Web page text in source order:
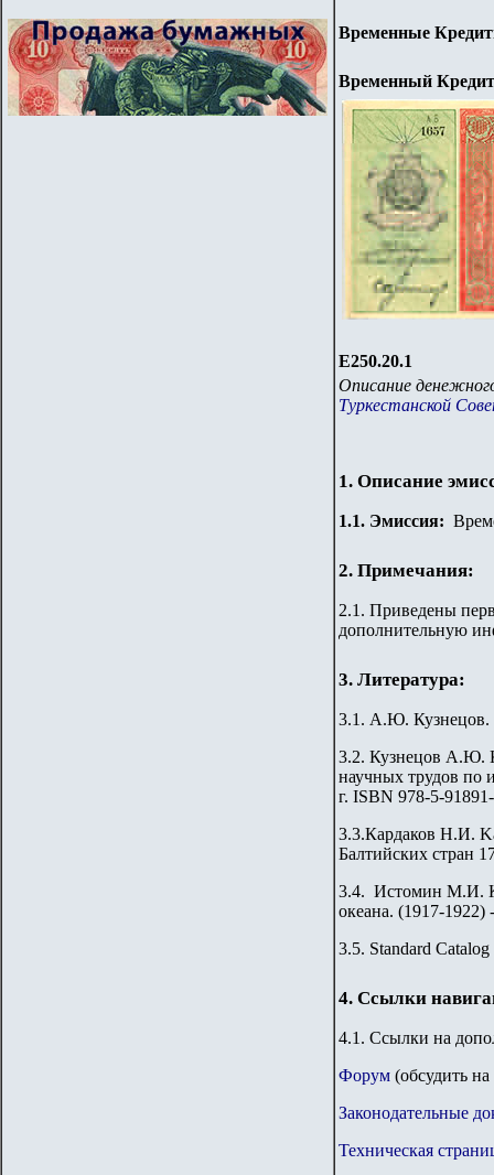
Временные
Временный
Е250.20.1
Описание
Туркестанской
1. Описание
1.1. Эмиссия:
2. Примечания:
2.1. Приведены
дополнительную
3. Литература:
3.1. А.Ю. Кузнецов.
3.2. Кузнецов А.Ю.
научных трудов
г. ISBN 978-5-
3.3.Кардаков Н.И.
Балтийских стран
3.4. Истомин М.И.
океана. (1917-1922)
3.5. Standard
4. Ссылки
4.1. Ссылки на
Форум (обсудить
Законодательные
Техническая